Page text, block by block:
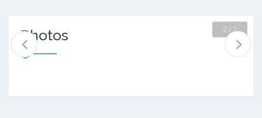
Photos 2 / 7